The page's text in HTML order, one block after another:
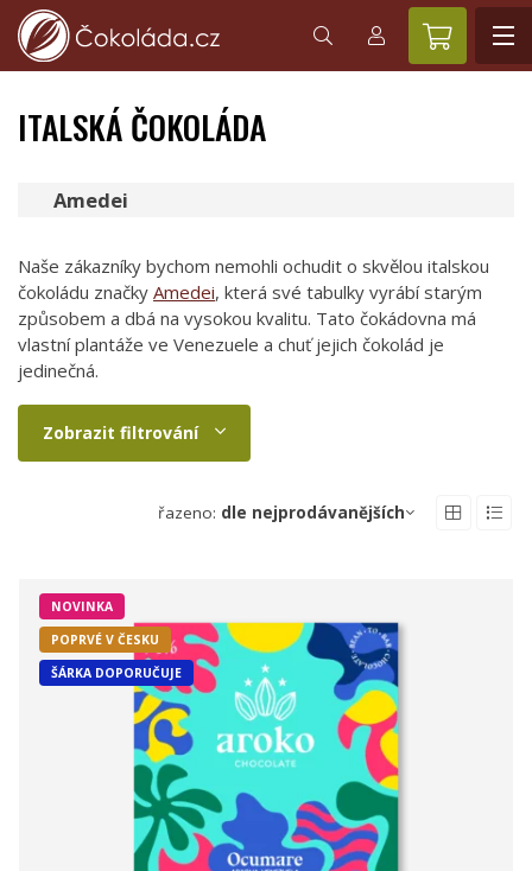
ITALSKÁ ČOKOLÁDA
Amedei
Naše zákazníky bychom nemohli ochudit o skvělou italskou
čokoládu značky Amedei, která své tabulky vyrábí starým
způsobem a dbá na vysokou kvalitu. Tato čokádovna má
vlastní plantáže ve Venezuele a chuť jejich čokolád je
jedinečná.
Zobrazit filtrování
řazeno: dle nejprodávanějších
NOVINKA
POPRVÉ V ČESKU
ŠÁRKA DOPORUČUJE